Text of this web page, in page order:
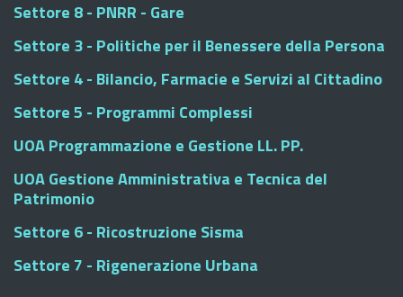
Settore 8 - PNRR - Gare
Settore 3 - Politiche per il Benessere della Persona
Settore 4 - Bilancio, Farmacie e Servizi al Cittadino
Settore 5 - Programmi Complessi
UOA Programmazione e Gestione LL. PP.
UOA Gestione Amministrativa e Tecnica del
Patrimonio
Settore 6 - Ricostruzione Sisma
Settore 7 - Rigenerazione Urbana